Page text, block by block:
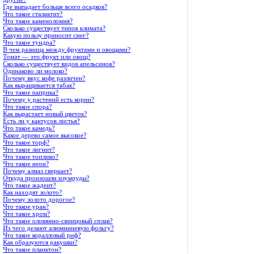
Где выпадает больше всего осадков?
Что такое сталактит?
Что такое каменоломня?
Сколько существует типов климата?
Какую пользу приносит снег?
Что такое тундра?
В чем разница между фруктами и овощами?
Томат — это фрукт или овощ?
Сколько существует видов апельсинов?
Одинаково ли молоко?
Почему вкус кофе различен?
Как выращивается табак?
Что такое паприка?
Почему у растений есть корни?
Что такое спора?
Как вырастает новый цветок?
Есть ли у кактусов листья?
Что такое камедь?
Какое дерево самое высокое?
Что такое торф?
Что такое лигнит?
Что такое топливо?
Что такое неон?
Почему алмаз сверкает?
Откуда произошли изумруды?
Что такое жадеит?
Как находят золото?
Почему золото дорогое?
Что такое уран?
Что такое хром?
Что такое оловянно-свинцовый сплав?
Из чего делают алюминиевую фольгу?
Что такое коралловый риф?
Как образуются ракушки?
Что такое планктон?